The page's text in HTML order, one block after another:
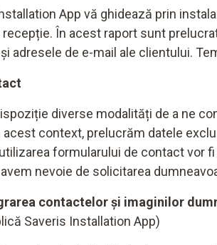
App vă ghidează prin
recepție. În acest raport sunt
adresele de e-mail ale clientului.
diverse modalități de a ne
acest context, prelucrăm datele
formularului de contact vor
nevoie de solicitarea
contactelor și imaginilor
Saveris Installation App)